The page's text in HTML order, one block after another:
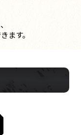
ます。